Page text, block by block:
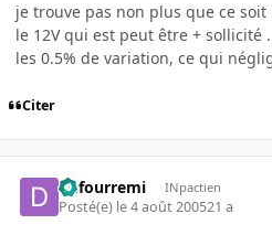
je trouve pas non plus que ce
le 12V qui est peut être +
les 0.5% de variation, ce qui
Citer
dufourremi INpactien
Posté(e) le 4 août 200521 a